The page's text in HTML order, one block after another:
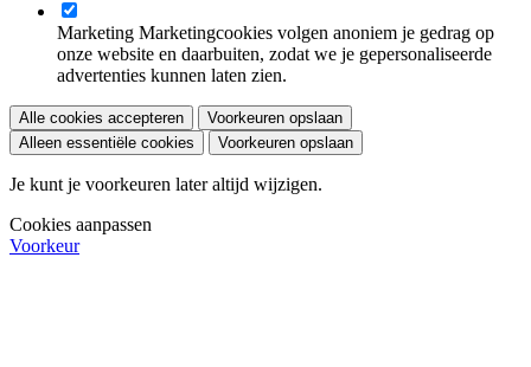
Marketing Marketingcookies volgen anoniem je gedrag op
onze website en daarbuiten, zodat we je gepersonaliseerde
advertenties kunnen laten zien.
Alle cookies accepteren
Voorkeuren opslaan
Alleen essentiële cookies
Voorkeuren opslaan
Je kunt je voorkeuren later altijd wijzigen.
Cookies aanpassen
Voorkeur